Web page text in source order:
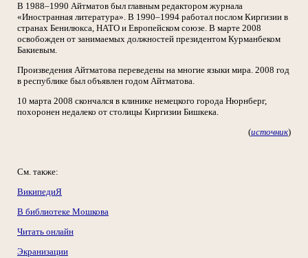
В 1988–1990 Айтматов был главным редактором журнала
«Иностранная литература». В 1990–1994 работал послом Киргизии в
странах Бенилюкса, НАТО и Европейском союзе. В марте 2008
освобожден от занимаемых должностей президентом Курманбеком
Бакиевым.
Произведения Айтматова переведены на многие языки мира. 2008 год
в республике был объявлен годом Айтматова.
10 марта 2008 скончался в клинике немецкого города Нюрнберг,
похоронен недалеко от столицы Киргизии Бишкека.
(источник)
См. также:
ВикипедиЯ
В библиотеке Мошкова
Читать онлайн
Экранизации